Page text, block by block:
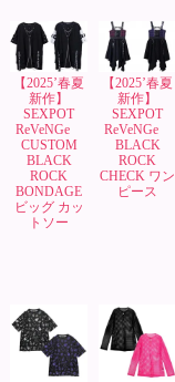
【2025’春夏
新作】
SEXPOT
ReVeNGe
CUSTOM
BLACK
ROCK
BONDAGE
ビッグ カッ
トソー
【2025’春夏
新作】
SEXPOT
ReVeNGe
BLACK
ROCK
CHECK ワン
ピース